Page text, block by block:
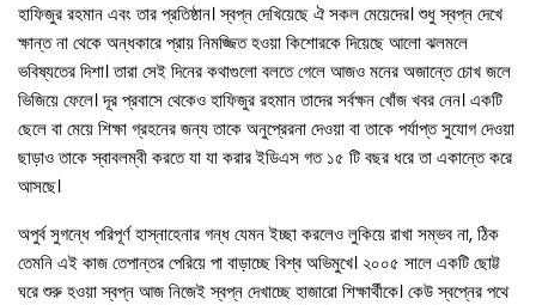
হাফিজুর রহমান এবং তার প্রতিষ্ঠান। স্বপ্ন দেখিয়েছে ঐ সকল মেয়েদের। শুধু স্বপ্ন দেখে
ক্ষান্ত না থেকে অন্ধকারে প্রায় নিমজ্জিত হওয়া কিশোরকে দিয়েছে আলো ঝলমলে
ভবিষ্যতের দিশা। তারা সেই দিনের কথাগুলো বলতে গেলে আজও মনের অজান্তে চোখ জলে
ভিজিয়ে ফেলে। দূর প্রবাসে থেকেও হাফিজুর রহমান তাদের সর্বক্ষন খোঁজ খবর নেন। একটি
ছেলে বা মেয়ে শিক্ষা গ্রহনের জন্য তাকে অনুপ্রেরনা দেওয়া বা তাকে পর্যাপ্ত সুযোগ দেওয়া
ছাড়াও তাকে স্বাবলম্বী করতে যা যা করার ইডিএস গত ১৫ টি বছর ধরে তা একান্তে করে
আসছে।
অপুর্ব সুগন্ধে পরিপূর্ণ হাস্নাহেনার গন্ধ যেমন ইচ্ছা করলেও লুকিয়ে রাখা সম্ভব না, ঠিক
তেমনি এই কাজ তেপান্তর পেরিয়ে পা বাড়াচ্ছে বিশ্ব অভিমুখে। ২০০৫ সালে একটি ছোট্ট
ঘরে শুরু হওয়া স্বপ্ন আজ নিজেই স্বপ্ন দেখাচ্ছে হাজারো শিক্ষার্থীকে। কেউ স্বপ্নের পথে